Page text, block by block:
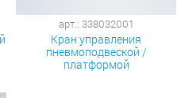
арт.: 338032001
Кран управления
пневмоподвеской /
платформой